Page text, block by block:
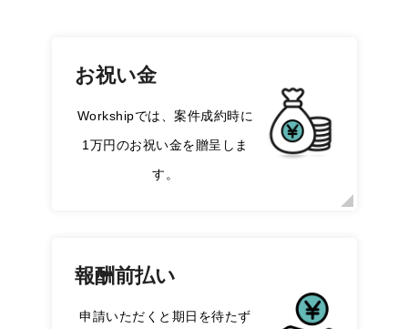
お祝い金
Workshipでは、案件成約時に
1万円のお祝い金を贈呈しま
す。
報酬前払い
申請いただくと期日を待たず